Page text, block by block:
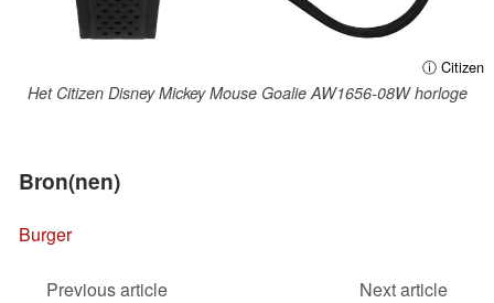
ⓘ Citizen
Het Citizen Disney Mickey Mouse Goalie AW1656-08W horloge
Bron(nen)
Burger
Previous article
Next article